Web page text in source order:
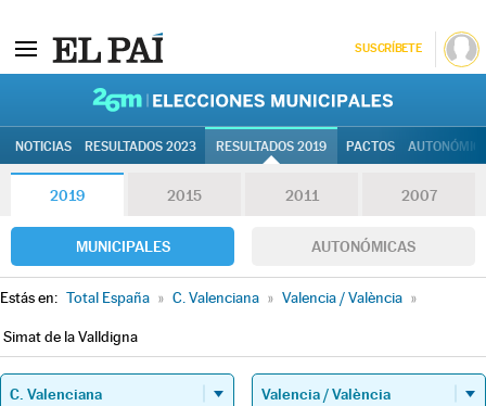
SUSCRÍBETE
NOTICIAS RESULTADOS 2023 RESULTADOS 2019 PACTOS
2019 2015 2011 2007
MUNICIPALES AUTONÓMICAS
Estás en: Total España » C. Valenciana » Valencia / València »
Simat de la Valldigna